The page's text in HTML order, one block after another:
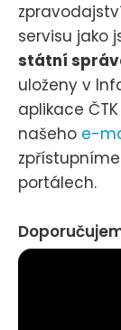
servisu jako
státní
uloženy v
aplikace
našeho e-
portálech.